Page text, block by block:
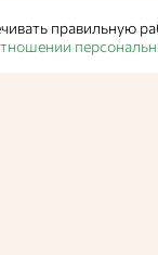
Тесты
правильную